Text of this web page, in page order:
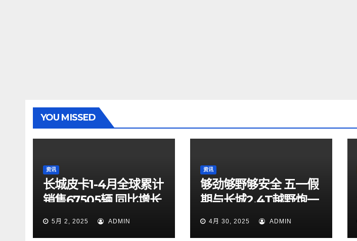
YOU MISSED
资讯
长城皮卡1-4月全球累计
销售67505辆 同比增长
9.7% 蝉联中国皮卡销
5月 2, 2025 ADMIN
资讯
够劲够野够安全 五一假
期与长城2.4T越野炮一
起探索山海秘境
4月 30, 2025 ADMIN